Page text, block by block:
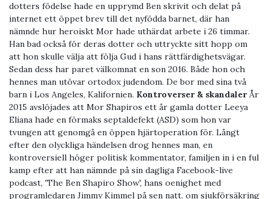
dotters födelse hade en upprymd Ben skrivit och delat på
internet ett öppet brev till det nyfödda barnet, där han
nämnde hur heroiskt Mor hade uthärdat arbete i 26 timmar.
Han bad också för deras dotter och uttryckte sitt hopp om
att hon skulle välja att följa Gud i hans rättfärdighetsvägar.
Sedan dess har paret välkomnat en son 2016. Både hon och
hennes man utövar ortodox judendom. De bor med sina två
barn i Los Angeles, Kalifornien. Kontroverser & skandalerÅr
2015 avslöjades att Mor Shapiros ett år gamla dotter Leeya
Eliana hade en förmaks septaldefekt (ASD) som hon var
tvungen att genomgå en öppen hjärtoperation för. Långt
efter den olyckliga händelsen drog hennes man, en
kontroversiell höger politisk kommentator, familjen in i en ful
kamp efter att han nämnde på sin dagliga Facebook-live
podcast, 'The Ben Shapiro Show', hans oenighet med
programledaren Jimmy Kimmel på sen natt. om sjukförsäkring